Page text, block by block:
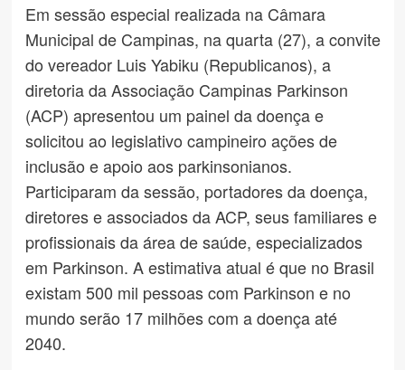
Em sessão especial realizada na Câmara
Municipal de Campinas, na quarta (27), a convite
do vereador Luis Yabiku (Republicanos), a
diretoria da Associação Campinas Parkinson
(ACP) apresentou um painel da doença e
solicitou ao legislativo campineiro ações de
inclusão e apoio aos parkinsonianos.
Participaram da sessão, portadores da doença,
diretores e associados da ACP, seus familiares e
profissionais da área de saúde, especializados
em Parkinson. A estimativa atual é que no Brasil
existam 500 mil pessoas com Parkinson e no
mundo serão 17 milhões com a doença até
2040.